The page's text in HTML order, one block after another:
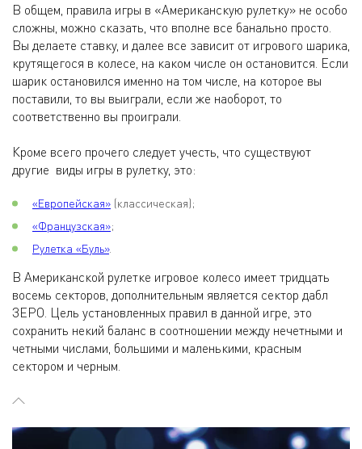
В общем, правила игры в «Американскую рулетку» не особо
сложны, можно сказать, что вполне все банально просто.
Вы делаете ставку, и далее все зависит от игрового шарика,
крутящегося в колесе, на каком числе он остановится. Если
шарик остановился именно на том числе, на которое вы
поставили, то вы выиграли, если же наоборот, то
соответственно вы проиграли.
Кроме всего прочего следует учесть, что существуют
другие виды игры в рулетку, это:
«Европейская» (классическая);
«Французская»;
Рулетка «Буль».
В Американской рулетке игровое колесо имеет тридцать
восемь секторов, дополнительным является сектор дабл
ЗЕРО. Цель установленных правил в данной игре, это
сохранить некий баланс в соотношении между нечетными и
четными числами, большими и маленькими, красным
сектором и черным.